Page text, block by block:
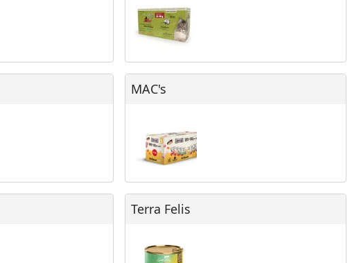
MAC's
MAC's
Terra Felis
Terra Felis